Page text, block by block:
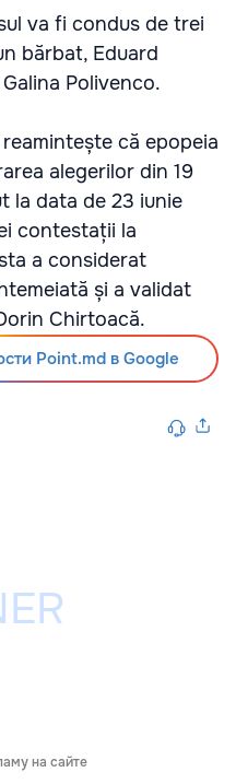
va fi condus de trei
bărbat, Eduard
Polivenco.
că epopeia
alegerilor din 19
la data de 23 iunie
contestații la
a considerat
și a validat
Chirtoacă.
Point.md в Google
на сайте